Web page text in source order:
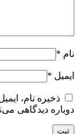
نام *
ایمیل *
ذخیره نام،
دوباره دیدگاهی